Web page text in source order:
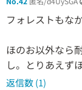
フォレストもな
ほのお以外なら
し。とりあえず
返信数 (1)